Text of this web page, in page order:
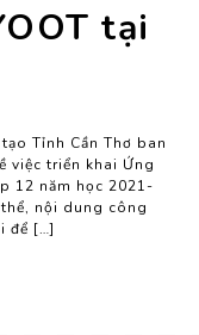
tại
Tỉnh Cần Thơ ban
việc triển khai Ứng
12 năm học 2021-
nội dung công
để […]